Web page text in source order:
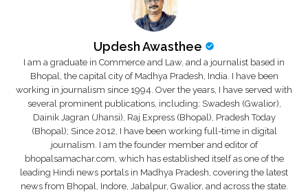
Updesh Awasthee
I am a graduate in Commerce and Law, and a journalist based in
Bhopal, the capital city of Madhya Pradesh, India. I have been
working in journalism since 1994. Over the years, I have served with
several prominent publications, including: Swadesh (Gwalior),
Dainik Jagran (Jhansi), Raj Express (Bhopal), Pradesh Today
(Bhopal); Since 2012, I have been working full-time in digital
journalism. I am the founder member and editor of
bhopalsamachar.com, which has established itself as one of the
leading Hindi news portals in Madhya Pradesh, covering the latest
news from Bhopal, Indore, Jabalpur, Gwalior, and across the state.